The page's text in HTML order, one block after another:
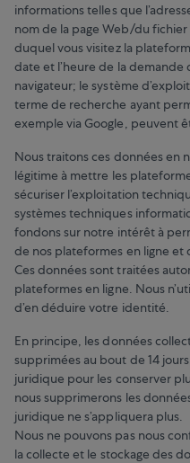
informations telles que
nom de la page Web/du
duquel vous visitez la
date et l’heure de la
navigateur; le système
terme de recherche ayant
exemple via Google, peuvent
Nous traitons ces données en
légitime à mettre les
sécuriser l’exploitation
systèmes techniques
fondons sur notre intérêt à
de nos plateformes en ligne
Ces données sont traitées
plateformes en ligne. Nous
d’en déduire votre identité.
En principe, les données
supprimées au bout de 14
juridique pour les conserver
nous supprimerons les
juridique ne s’appliquera plus.
Nous ne pouvons pas nous
la collecte et le stockage des